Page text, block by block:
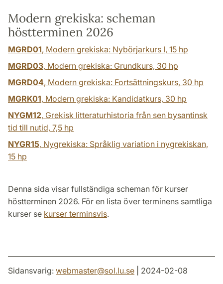
Modern grekiska: scheman
höstterminen 2026
MGRD01, Modern grekiska: Nybörjarkurs I, 15 hp
MGRD03, Modern grekiska: Grundkurs, 30 hp
MGRD04, Modern grekiska: Fortsättningskurs, 30 hp
MGRK01, Modern grekiska: Kandidatkurs, 30 hp
NYGM12, Grekisk litteraturhistoria från sen bysantinsk
tid till nutid, 7,5 hp
NYGR15, Nygrekiska: Språklig variation i nygrekiskan,
15 hp
Denna sida visar fullständiga scheman för kurser
höstterminen 2026. För en lista över terminens samtliga
kurser se kurser terminsvis.
Sidansvarig: webmaster@sol.lu.se | 2024-02-08